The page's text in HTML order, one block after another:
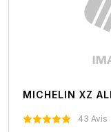
MICHELIN XZ
43 Avis